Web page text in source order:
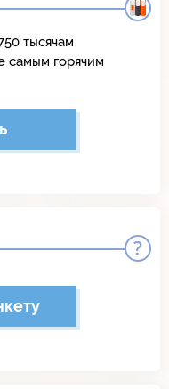
тысячам
самым горячим